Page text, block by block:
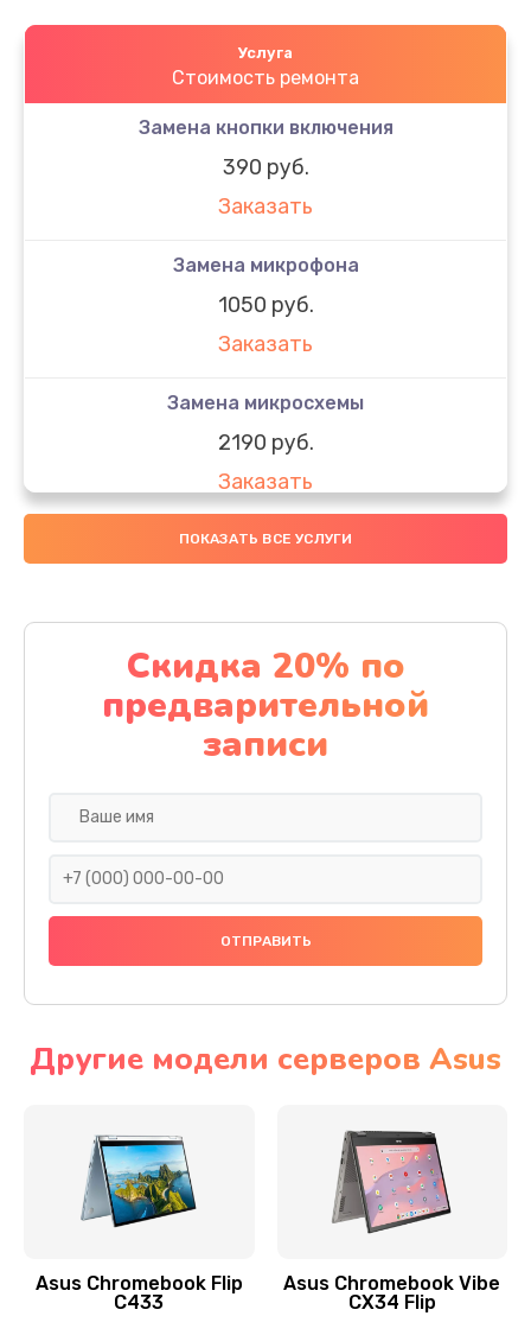
Услуга
Стоимость ремонта
Замена кнопки включения
390 руб.
Заказать
Замена микрофона
1050 руб.
Заказать
Замена микросхемы
2190 руб.
Заказать
Замена передней камеры
Заказать
Замена полифонического динамика
390 руб.
Заказать
Сбор/Разбор
Замена кнопки Home (домой)
ПОКАЗАТЬ ВСЕ УСЛУГИ
Скидка 20% по
предварительной
записи
Другие модели серверов Asus
Asus Chromebook Flip
C433
Asus Chromebook Vibe
CX34 Flip